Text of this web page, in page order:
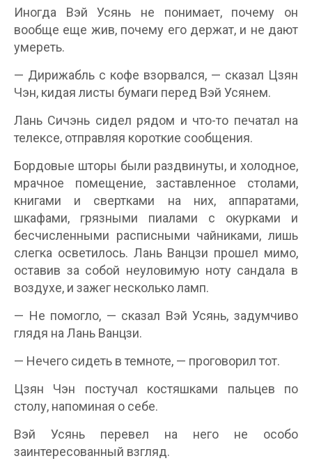
Иногда Вэй Усянь не понимает, почему он
вообще еще жив, почему его держат, и не дают
умереть.
— Дирижабль с кофе взорвался, — сказал Цзян
Чэн, кидая листы бумаги перед Вэй Усянем.
Лань Сичэнь сидел рядом и что-то печатал на
телексе, отправляя короткие сообщения.
Бордовые шторы были раздвинуты, и холодное,
мрачное помещение, заставленное столами,
книгами и свертками на них, аппаратами,
шкафами, грязными пиалами с окурками и
бесчисленными расписными чайниками, лишь
слегка осветилось. Лань Ванцзи прошел мимо,
оставив за собой неуловимую ноту сандала в
воздухе, и зажег несколько ламп.
— Не помогло, — сказал Вэй Усянь, задумчиво
глядя на Лань Ванцзи.
— Нечего сидеть в темноте, — проговорил тот.
Цзян Чэн постучал костяшками пальцев по
столу, напоминая о себе.
Вэй Усянь перевел на него не особо
заинтересованный взгляд.